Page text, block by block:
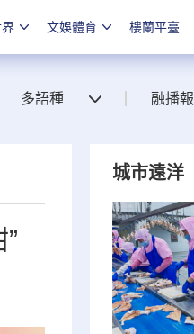
文娛體育 樓蘭平臺
多語種 融播報
城市遠洋